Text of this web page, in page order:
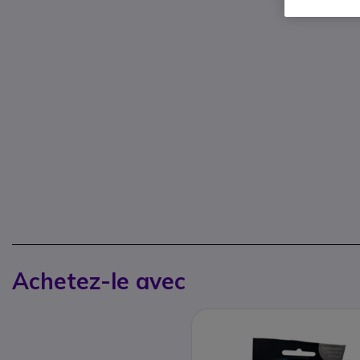
Achetez-le avec